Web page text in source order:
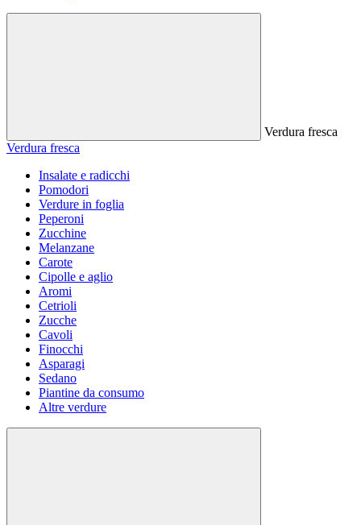
Verdura fresca
Verdura fresca
Insalate e radicchi
Pomodori
Verdure in foglia
Peperoni
Zucchine
Melanzane
Carote
Cipolle e aglio
Aromi
Cetrioli
Zucche
Cavoli
Finocchi
Asparagi
Sedano
Piantine da consumo
Altre verdure